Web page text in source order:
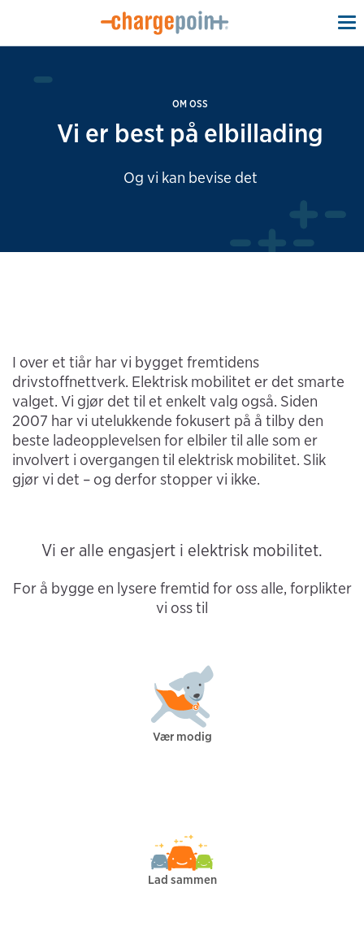
OM OSS
Vi er best på elbillading
Og vi kan bevise det
I over et tiår har vi bygget fremtidens
drivstoffnettverk. Elektrisk mobilitet er det smarte
valget. Vi gjør det til et enkelt valg også. Siden
2007 har vi utelukkende fokusert på å tilby den
beste ladeopplevelsen for elbiler til alle som er
involvert i overgangen til elektrisk mobilitet. Slik
gjør vi det – og derfor stopper vi ikke.
Vi er alle engasjert i elektrisk mobilitet.
For å bygge en lysere fremtid for oss alle, forplikter
vi oss til
Vær modig
Lad sammen